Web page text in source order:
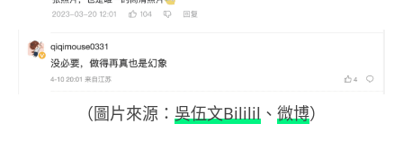
（圖片來源： 吳伍文Bililil 、 微博）